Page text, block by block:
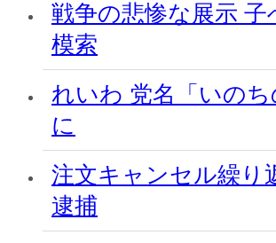
戦争の悲惨な展示 子
模索
れいわ 党名「いのち
に
注文キャンセル繰り
逮捕